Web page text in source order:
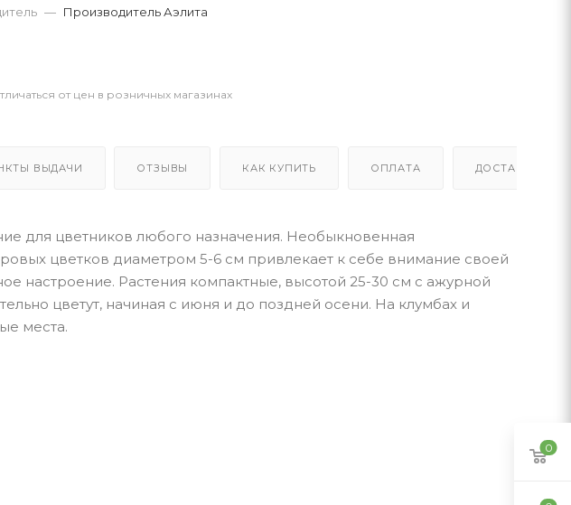
— Производитель Аэлита
от цен в розничных магазинах
ВЫДАЧИ ОТЗЫВЫ КАК КУПИТЬ ОПЛАТА ДОСТАВКА
для цветников любого назначения. Необыкновенная
цветков диаметром 5-6 см привлекает к себе внимание своей
настроение. Растения компактные, высотой 25-30 см с ажурной
цветут, начиная с июня и до поздней осени. На клумбах и
места.
0